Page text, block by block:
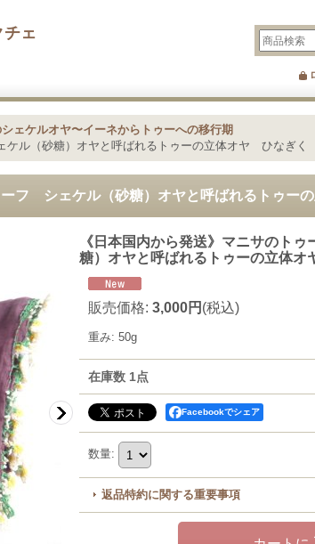
チェ
ェケルオヤ〜イーネからトゥーへの移行期
ル（砂糖）オヤと呼ばれるトゥーの立体オヤ ひなぎく
ーフ シェケル（砂糖）オヤと呼ばれるトゥー
《日本国内から発送》マニサのト
糖）オヤと呼ばれるトゥーの立体
販売価格: 3,000円 (税込)
重み: 50g
在庫数 1点
Facebookでシェア
数量:
返品特約に関する重要事項